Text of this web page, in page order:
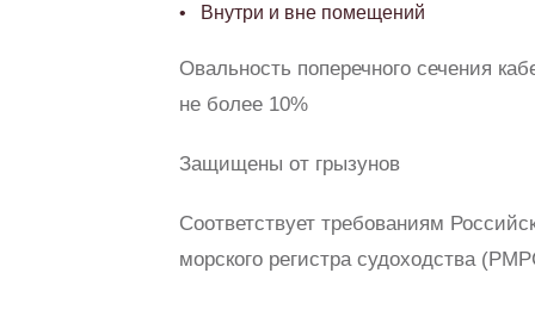
Внутри и вне помещений
Овальность поперечного сечения
не более 10%
Защищены от грызунов
Соответствует требованиям
морского регистра судоходства